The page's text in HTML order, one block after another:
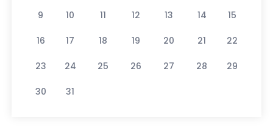
9 10 11 12 13 14 15
16 17 18 19 20 21 22
23 24 25 26 27 28 29
30 31